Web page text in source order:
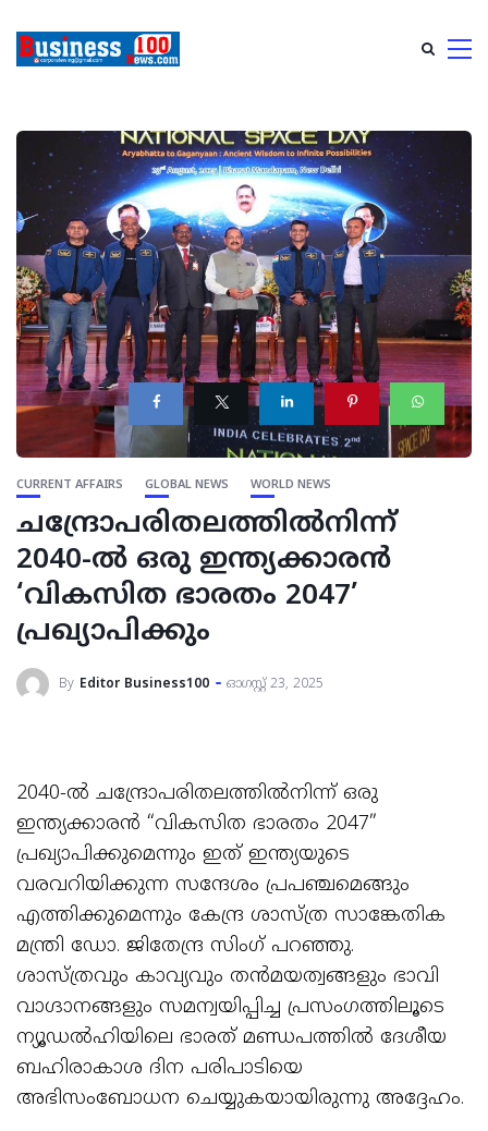
CURRENT AFFAIRS GLOBAL NEWS WORLD NEWS
ചന്ദ്രോപരിതലത്തിൽനിന്ന്
2040-ൽ ഒരു ഇന്ത്യക്കാരൻ
‘വികസിത ഭാരതം 2047’
പ്രഖ്യാപിക്കും
By Editor Business100 ഓഗസ്റ്റ്‌ 23, 2025
2040-ൽ ചന്ദ്രോപരിതലത്തിൽനിന്ന് ഒരു
ഇന്ത്യക്കാരൻ “വികസിത ഭാരതം 2047”
പ്രഖ്യാപിക്കുമെന്നും ഇത് ഇന്ത്യയുടെ
വരവറിയിക്കുന്ന സന്ദേശം പ്രപഞ്ചമെങ്ങും
എത്തിക്കുമെന്നും കേന്ദ്ര ശാസ്ത്ര സാങ്കേതിക
മന്ത്രി ഡോ. ജിതേന്ദ്ര സിംഗ് പറഞ്ഞു.
ശാസ്ത്രവും കാവ്യവും തൻമയത്വങ്ങളും ഭാവി
വാഗ്ദാനങ്ങളും സമന്വയിപ്പിച്ച പ്രസംഗത്തിലൂടെ
ന്യൂഡല്‍ഹിയിലെ ഭാരത് മണ്ഡപത്തിൽ ദേശീയ
ബഹിരാകാശ ദിന പരിപാടിയെ
അഭിസംബോധന ചെയ്യുകയായിരുന്നു അദ്ദേഹം.